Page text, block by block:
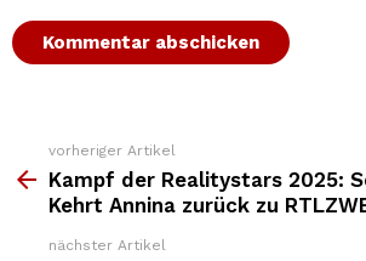
Weitere
Top
News
vorheriger Artikel
Kampf der Realitystars 2025:
Kehrt Annina zurück zu
nächster Artikel